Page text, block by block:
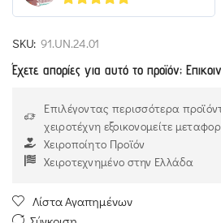
5out of 5
SKU: 91.UN.24.01
Έχετε απορίες για αυτό το προϊόν;
Επιλέγοντας περισσότερα
χειροτέχνη εξοικονομείτε
Χειροποίητο Προϊόν
Χειροτεχνημένο στην Ελλάδα
Λίστα Αγαπημένων